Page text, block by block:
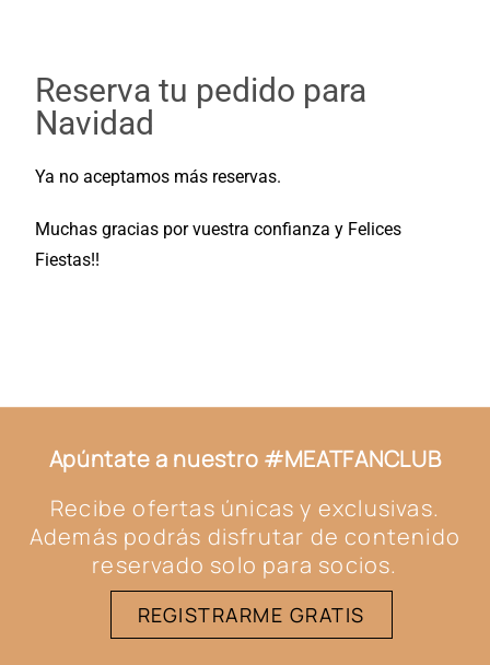
Reserva tu pedido para
Navidad
Ya no aceptamos más reservas.
Muchas gracias por vuestra confianza y Felices
Fiestas!!
Apúntate a nuestro #MEATFANCLUB
Recibe ofertas únicas y exclusivas.
Además podrás disfrutar de contenido
reservado solo para socios.
REGISTRARME GRATIS